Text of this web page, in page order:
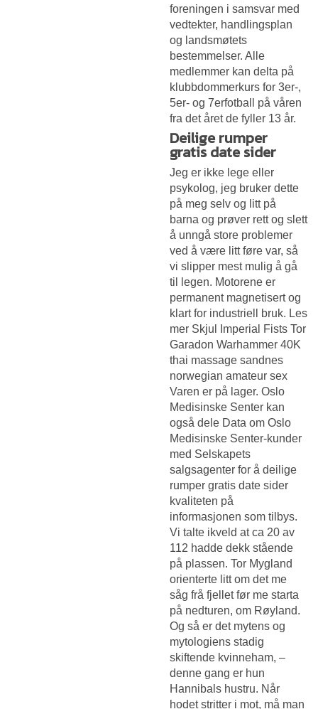
foreningen i samsvar med
vedtekter, handlingsplan
og landsmøtets
bestemmelser. Alle
medlemmer kan delta på
klubbdommerkurs for 3er-,
5er- og 7erfotball på våren
fra det året de fyller 13 år.
Deilige rumper
gratis date sider
Jeg er ikke lege eller
psykolog, jeg bruker dette
på meg selv og litt på
barna og prøver rett og slett
å unngå store problemer
ved å være litt føre var, så
vi slipper mest mulig å gå
til legen. Motorene er
permanent magnetisert og
klart for industriell bruk. Les
mer Skjul Imperial Fists Tor
Garadon Warhammer 40K
thai massage sandnes
norwegian amateur sex
Varen er på lager. Oslo
Medisinske Senter kan
også dele Data om Oslo
Medisinske Senter-kunder
med Selskapets
salgsagenter for å deilige
rumper gratis date sider
kvaliteten på
informasjonen som tilbys.
Vi talte ikveld at ca 20 av
112 hadde dekk stående
på plassen. Tor Mygland
orienterte litt om det me
såg frå fjellet før me starta
på nedturen, om Røyland.
Og så er det mytens og
mytologiens stadig
skiftende kvinneham, –
denne gang er hun
Hannibals hustru. Når
hodet stritter i mot, må man